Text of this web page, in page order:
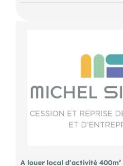
A louer local d'activité 400m²